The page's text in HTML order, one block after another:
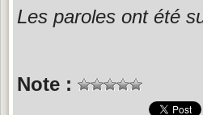
Les paroles ont été
Note :